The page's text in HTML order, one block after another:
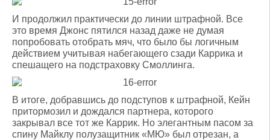
И продолжил практически до линии штрафной. Все
это время Джонс пятился назад даже не думая
попробовать отобрать мяч, что было бы логичным
действием учитывая набегающего сзади Каррика и
спешащего на подстраховку Смоллинга.
В итоге, добравшись до подступов к штрафной, Кейн
притормозил и дождался партнера, которого
закрывал все тот же Каррик. Но элегантным пасом за
спину Майклу полузащитник «МЮ» был отрезан, а